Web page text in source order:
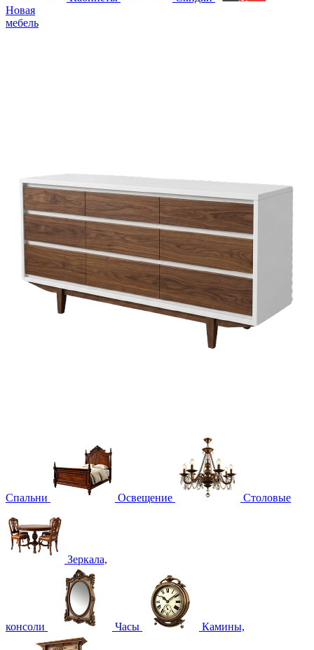
Новая
мебель
Спальни Освещение Столовые
Зеркала,
консоли Часы Камины,